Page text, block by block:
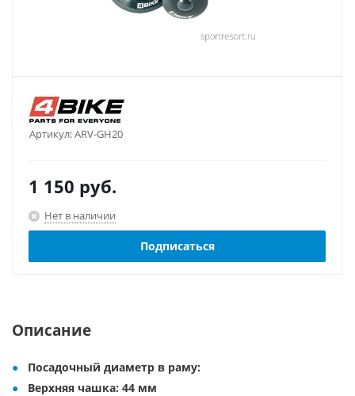
Артикул:ARV-GH20
1 150 руб.
Нет в наличии
Подписаться
Описание
Посадочный диаметр в раму:
Верхняя чашка: 44 мм